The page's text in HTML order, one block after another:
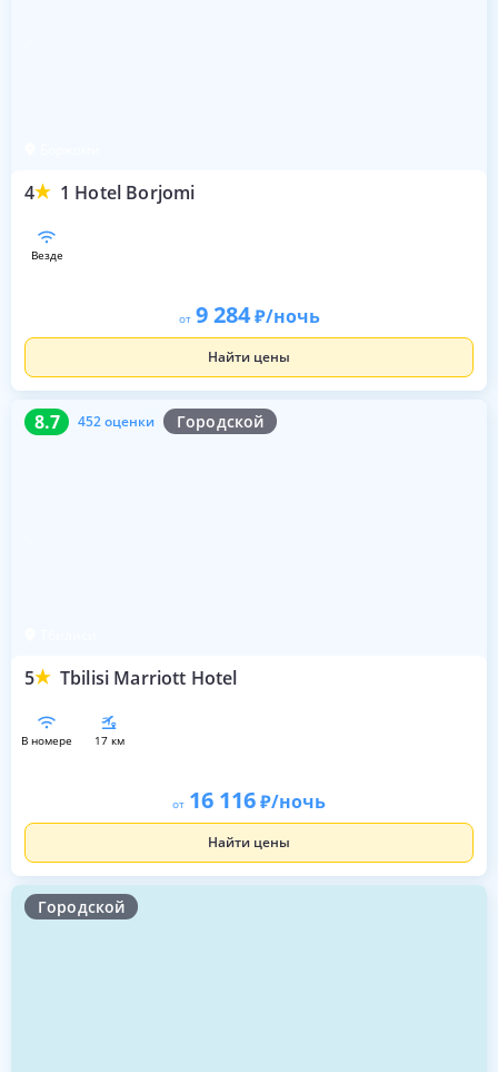
4 1 Hotel Borjomi
везде
от 9 284 /ночь
Найти цены
8.7 452 оценки Городской
5 Tbilisi Marriott Hotel
8.7 452 оценки
в номере 17 км
от 16 116 /ночь
Найти цены
Городской